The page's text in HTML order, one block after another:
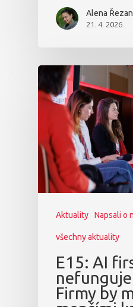
Alena
21. 4. 2026
Aktuality Napsali o
všechny aktuality
E15: AI
Firmy by